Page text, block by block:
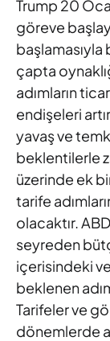
Trump 20
göreve
başlamasıyla
çapta
adımların
endişeleri
yavaş ve
beklentilerle
üzerinde ek
tarife
olacaktır.
seyreden
içerisindeki
beklenen
Tarifeler ve
dönemlerde